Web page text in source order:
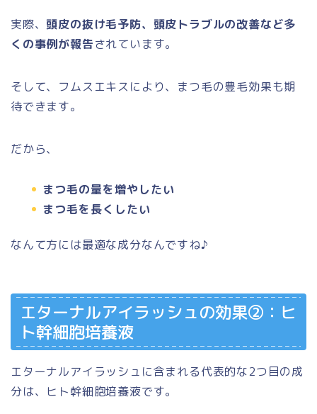
実際、頭皮の抜け毛予防、頭皮トラブルの改善など多
くの事例が報告されています。
そして、フムスエキスにより、まつ毛の豊毛効果も期
待できます。
だから、
まつ毛の量を増やしたい
まつ毛を長くしたい
なんて方には最適な成分なんですね♪
エターナルアイラッシュの効果②：ヒ
ト幹細胞培養液
エターナルアイラッシュに含まれる代表的な2つ目の成
分は、ヒト幹細胞培養液です。